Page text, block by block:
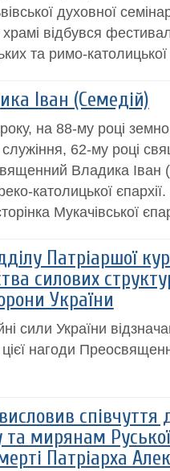
духовної
відбувся
та римо-
Іван (Семедій)
на 88-му році
62-му році
Владика Іван
католицької
Мукачівської
Патріаршої
силових
України
сили України
цієї нагоди
співчуття
мирянам
Патріарха